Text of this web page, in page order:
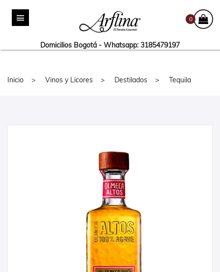
0
Domicilios Bogotá - Whatsapp: 3185479197
Inicio Vinos y Licores Destilados Tequila